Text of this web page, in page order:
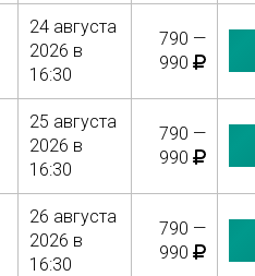
24 августа
2026 в
16:30
790 —
990
25 августа
2026 в
16:30
790 —
990
26 августа
2026 в
16:30
790 —
990